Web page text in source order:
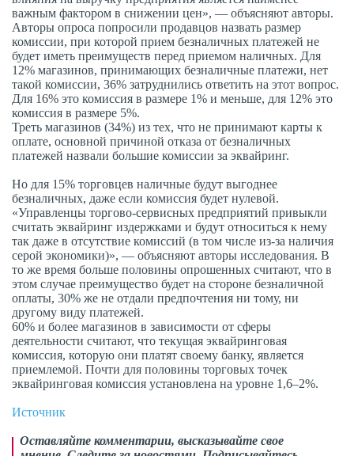
важным фактором в снижении цен», — объясняют авторы.
Авторы опроса попросили продавцов назвать размер
комиссии, при которой прием безналичных платежей не
будет иметь преимуществ перед приемом наличных. Для
12% магазинов, принимающих безналичные платежи, нет
такой комиссии, 36% затруднились ответить на этот вопрос.
Для 16% это комиссия в размере 1% и меньше, для 12% это
комиссия в размере 5%.
Треть магазинов (34%) из тех, что не принимают карты к
оплате, основной причиной отказа от безналичных
платежей назвали большие комиссии за эквайринг.
Но для 15% торговцев наличные будут выгоднее
безналичных, даже если комиссия будет нулевой.
«Управленцы торгово-сервисных предприятий привыкли
считать эквайринг издержками и будут относиться к нему
так даже в отсутствие комиссий (в том числе из-за наличия
серой экономики)», — объясняют авторы исследования. В
то же время больше половины опрошенных считают, что в
этом случае преимущество будет на стороне безналичной
оплаты, 30% же не отдали предпочтения ни тому, ни
другому виду платежей.
60% и более магазинов в зависимости от сферы
деятельности считают, что текущая эквайринговая
комиссия, которую они платят своему банку, является
приемлемой. Почти для половины торговых точек
эквайринговая комиссия установлена на уровне 1,6–2%.
Источник
Оставляйте комментарии, высказывайте свое